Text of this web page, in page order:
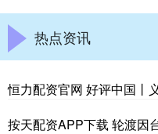
热点资讯
恒力配资官网 好评中国丨
按天配资APP下载 轮渡因